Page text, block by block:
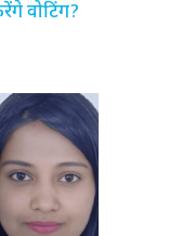
वोटिंग?